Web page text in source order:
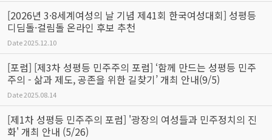
[2026년 3·8세계여성의 날 기념 제41회 한국여성대회] 성평등
디딤돌·걸림돌 온라인 후보 추천
Date2025.12.10
[포럼] [제3차 성평등 민주주의 포럼] ‘함께 만드는 성평등 민주
주의 - 삶과 제도, 공존을 위한 길찾기’ 개최 안내(9/5)
Date2025.08.14
[제1차 성평등 민주주의 포럼] '광장의 여성들과 민주정치의 진
화' 개최 안내 (5/26)